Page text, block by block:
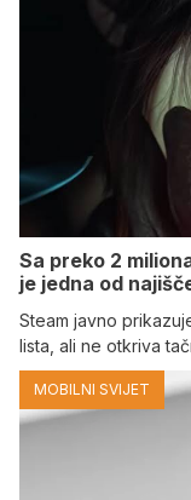
Sa preko 2
je jedna od
Steam javno
lista, ali ne otkriva
MOBILNI SVIJET